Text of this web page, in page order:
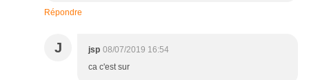
Répondre
J jsp 08/07/2019 16:54
ca c'est sur